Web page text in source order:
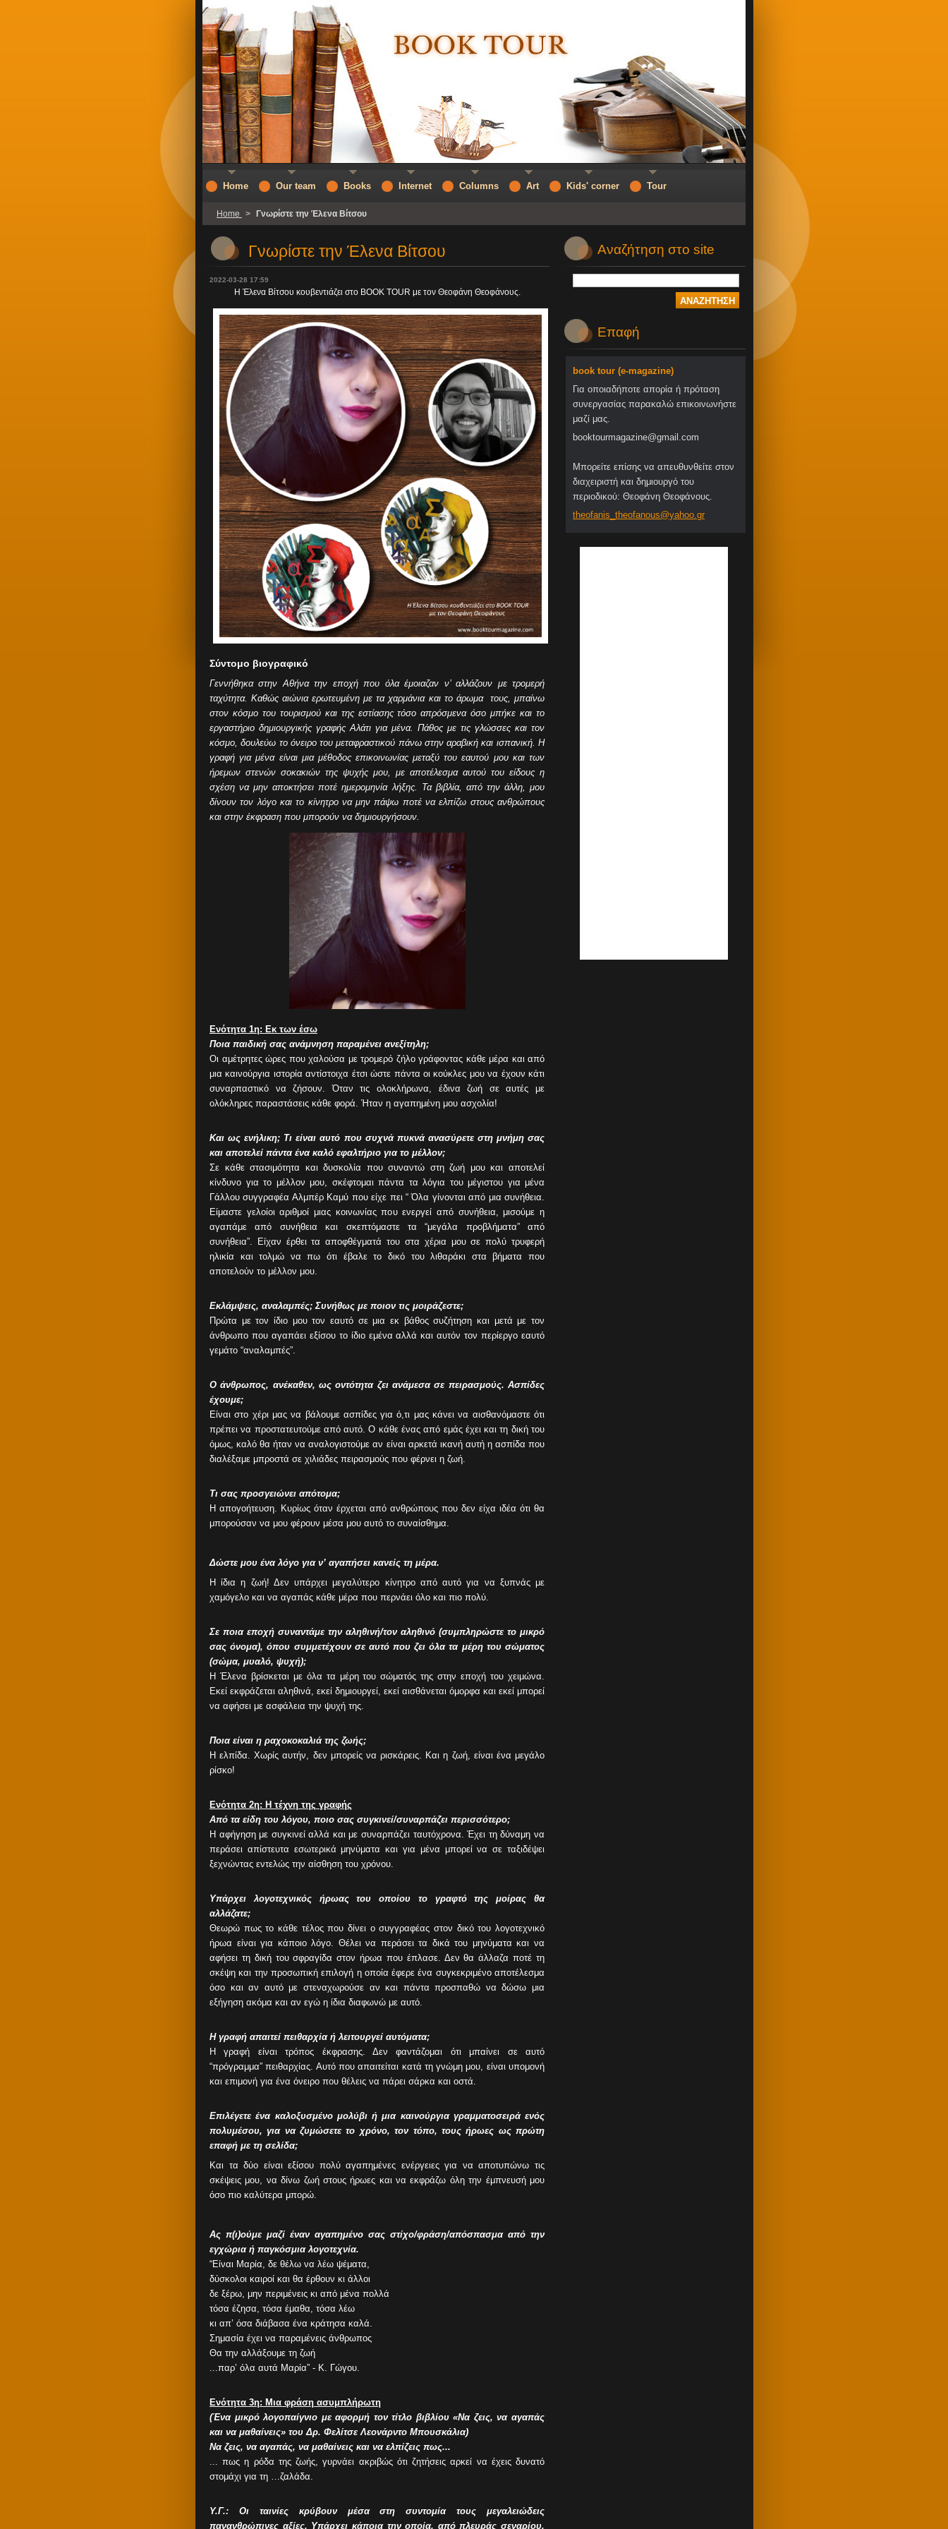
Home > Γνωρίστε την Έλενα Βίτσου
Γνωρίστε την Έλενα Βίτσου
2022-03-28 17:59
Η Έλενα Βίτσου κουβεντιάζει στο BOOK TOUR με τον Θεοφάνη Θεοφάνους.
Σύντομο βιογραφικό
Γεννήθηκα στην Αθήνα την εποχή που όλα έμοιαζαν ν’ αλλάζουν με τρομερή
ταχύτητα. Καθώς αιώνια ερωτευμένη με τα χαρμάνια και το άρωμα τους, μπαίνω
στον κόσμο του τουρισμού και της εστίασης τόσο απρόσμενα όσο μπήκε και το
εργαστήριο δημιουργικής γραφής Αλάτι για μένα. Πάθος με τις γλώσσες και τον
κόσμο, δουλεύω το όνειρο του μεταφραστικού πάνω στην αραβική και ισπανική. Η
γραφή για μένα είναι μια μέθοδος επικοινωνίας μεταξύ του εαυτού μου και των
ήρεμων στενών σοκακιών της ψυχής μου, με αποτέλεσμα αυτού του είδους η
σχέση να μην αποκτήσει ποτέ ημερομηνία λήξης. Ταβιβλία, από την άλλη, μου
δίνουν τον λόγο και το κίνητρο να μην πάψω ποτέ να ελπίζω στους ανθρώπους
και στην έκφραση που μπορούν να δημιουργήσουν.
Ενότητα 1η: Εκ των έσω
Ποια παιδική σας ανάμνηση παραμένει ανεξίτηλη;
Οι αμέτρητες ώρες που χαλούσα με τρομερό ζήλο γράφοντας κάθε μέρα και από
μια καινούργια ιστορία αντίστοιχα έτσι ώστε πάντα οι κούκλες μου να έχουν κάτι
συναρπαστικό να ζήσουν. Όταν τις ολοκλήρωνα, έδινα ζωή σε αυτές με
ολόκληρες παραστάσεις κάθε φορά. Ήταν η αγαπημένη μου ασχολία!
Και ως ενήλικη; Τι είναι αυτό που συχνά πυκνά ανασύρετε στη μνήμη σας
και αποτελεί πάντα ένα καλό εφαλτήριο για το μέλλον;
Σε κάθε στασιμότητα και δυσκολία που συναντώ στη ζωή μου και αποτελεί
κίνδυνο για το μέλλον μου, σκέφτομαι πάντα τα λόγια του μέγιστου για μένα
Γάλλου συγγραφέα Αλμπέρ Καμύ που είχε πει “ Όλα γίνονται από μια συνήθεια.
Είμαστε γελοίοι αριθμοί μιας κοινωνίας που ενεργεί από συνήθεια, μισούμε η
αγαπάμε από συνήθεια και σκεπτόμαστε τα “μεγάλα προβλήματα” από
συνήθεια”. Είχαν έρθει τα αποφθέγματά του στα χέρια μου σε πολύ τρυφερή
ηλικία και τολμώ να πω ότι έβαλε το δικό του λιθαράκι στα βήματα που
αποτελούν το μέλλον μου.
Εκλάμψεις, αναλαμπές; Συνήθως με ποιον τις μοιράζεστε;
Πρώτα με τον ίδιο μου τον εαυτό σε μια εκ βάθος συζήτηση και μετά με τον
άνθρωπο που αγαπάει εξίσου το ίδιο εμένα αλλά και αυτόν τον περίεργο εαυτό
γεμάτο “αναλαμπές”.
Ο άνθρωπος, ανέκαθεν, ως οντότητα ζει ανάμεσα σε πειρασμούς. Ασπίδες
έχουμε;
Είναι στο χέρι μας να βάλουμε ασπίδες για ό,τι μας κάνει να αισθανόμαστε ότι
πρέπει να προστατευτούμε από αυτό. Ο κάθε ένας από εμάς έχει και τη δική του
όμως, καλό θα ήταν να αναλογιστούμε αν είναι αρκετά ικανή αυτή η ασπίδα που
διαλέξαμε μπροστά σε χιλιάδες πειρασμούς που φέρνει η ζωή.
Τι σας προσγειώνει απότομα;
Η απογοήτευση. Κυρίως όταν έρχεται από ανθρώπους που δεν είχα ιδέα ότι θα
μπορούσαν να μου φέρουν μέσα μου αυτό το συναίσθημα.
Δώστε μου ένα λόγο για ν’ αγαπήσει κανείς τη μέρα.
Η ίδια η ζωή! Δεν υπάρχει μεγαλύτερο κίνητρο από αυτό για να ξυπνάς με
χαμόγελο και να αγαπάς κάθε μέρα που περνάει όλο και πιο πολύ.
Σε ποια εποχή συναντάμε την αληθινή/τον αληθινό (συμπληρώστε το μικρό
σας όνομα), όπου συμμετέχουν σε αυτό που ζει όλα τα μέρη του σώματος
(σώμα, μυαλό, ψυχή);
Η Έλενα βρίσκεται με όλα τα μέρη του σώματός της στην εποχή του χειμώνα.
Εκεί εκφράζεται αληθινά, εκεί δημιουργεί, εκεί αισθάνεται όμορφα και εκεί μπορεί
να αφήσει με ασφάλεια την ψυχή της.
Ποια είναι η ραχοκοκαλιά της ζωής;
Η ελπίδα. Χωρίς αυτήν, δεν μπορείς να ρισκάρεις. Και η ζωή, είναι ένα μεγάλο
ρίσκο!
Ενότητα 2η: H τέχνη της γραφής
Από τα είδη του λόγου, ποιο σας συγκινεί/συναρπάζει περισσότερο;
Η αφήγηση με συγκινεί αλλά και με συναρπάζει ταυτόχρονα. Έχει τη δύναμη να
περάσει απίστευτα εσωτερικά μηνύματα και για μένα μπορεί να σε ταξιδέψει
ξεχνώντας εντελώς την αίσθηση του χρόνου.
Υπάρχει λογοτεχνικός ήρωας του οποίου το γραφτό της μοίρας θα
αλλάζατε;
Θεωρώ πως το κάθε τέλος που δίνει ο συγγραφέας στον δικό του λογοτεχνικό
ήρωα είναι για κάποιο λόγο. Θέλει να περάσει τα δικά του μηνύματα και να
αφήσει τη δική του σφραγίδα στον ήρωα που έπλασε. Δεν θα άλλαζα ποτέ τη
σκέψη και την προσωπική επιλογή η οποία έφερε ένα συγκεκριμένο αποτέλεσμα
όσο και αν αυτό με στεναχωρούσε αν και πάντα προσπαθώ να δώσω μια
εξήγηση ακόμα και αν εγώ η ίδια διαφωνώ με αυτό.
Η γραφή απαιτεί πειθαρχία ή λειτουργεί αυτόματα;
Η γραφή είναι τρόπος έκφρασης. Δεν φαντάζομαι ότι μπαίνει σε αυτό
“πρόγραμμα” πειθαρχίας. Αυτό που απαιτείται κατά τη γνώμη μου, είναι υπομονή
και επιμονή για ένα όνειρο που θέλεις να πάρει σάρκα και οστά.
Επιλέγετε ένα καλοξυσμένο μολύβι ή μια καινούργια γραμματοσειρά ενός
πολυμέσου, για να ζυμώσετε το χρόνο, τον τόπο, τους ήρωες ως πρώτη
επαφή με τη σελίδα;
Και τα δύο είναι εξίσου πολύ αγαπημένες ενέργειες για να αποτυπώνω τις
σκέψεις μου, να δίνω ζωή στους ήρωες και να εκφράζω όλη την έμπνευσή μου
όσο πιο καλύτερα μπορώ.
Ας π(ι)ούμε μαζί έναν αγαπημένο σας στίχο/φράση/απόσπασμα από την
εγχώρια ή παγκόσμια λογοτεχνία.
“Είναι Μαρία, δε θέλω να λέω ψέματα,
δύσκολοι καιροί και θα έρθουν κι άλλοι
δε ξέρω, μην περιμένεις κι από μένα πολλά
τόσα έζησα, τόσα έμαθα, τόσα λέω
κι απ’ όσα διάβασα ένα κράτησα καλά.
Σημασία έχει να παραμένεις άνθρωπος
Θα την αλλάξουμε τη ζωή
...παρ’ όλα αυτά Μαρία” - Κ. Γώγου.
Ενότητα 3η: Μια φράση ασυμπλήρωτη
(Ένα μικρό λογοπαίγνιο με αφορμή τον τίτλο βιβλίου «Να ζεις, να αγαπάς
και να μαθαίνεις» του Δρ. Φελίτσε Λεονάρντο Μπουσκάλια)
Να ζεις, να αγαπάς, να μαθαίνεις και να ελπίζεις πως...
... πως η ρόδα της ζωής, γυρνάει ακριβώς ότι ζητήσεις αρκεί να έχεις δυνατό
στομάχι για τη …ζαλάδα.
Υ.Γ.: Οι ταινίες κρύβουν μέσα στη συντομία τους μεγαλειώδεις
πανανθρώπινες αξίες. Υπάρχει κάποια την οποία, από πλευράς σεναρίου,
Αναζήτηση στο site
Επαφή
book tour (e-magazine)
Για οποιαδήποτε απορία ή πρόταση
συνεργασίας παρακαλώ επικοινωνήστε
μαζί μας.
booktourmagazine@gmail.com
Μπορείτε επίσης να απευθυνθείτε στον
διαχειριστή και δημιουργό του
περιοδικού: Θεοφάνη Θεοφάνους.
theofanis_theofanous@yahoo.gr
Home Our team Books Internet Columns Art Kids' corner Tour